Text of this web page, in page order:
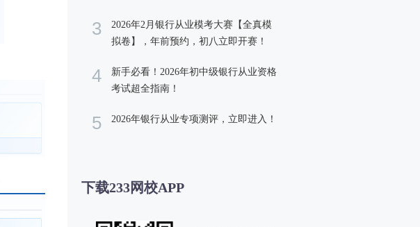
3
2026年2月银行从业模考大赛【全真模
拟卷】，年前预约，初八立即开赛！
4
新手必看！2026年初中级银行从业资格
考试超全指南！
5 2026年银行从业专项测评，立即进入！
下载233网校APP